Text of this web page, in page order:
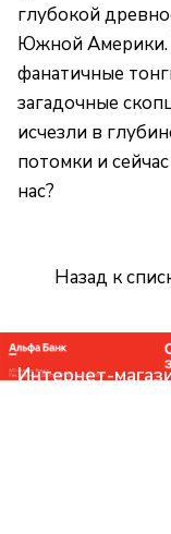
глубокой
Южной Америки.
фанатичные
загадочные
исчезли в
потомки и
нас?
Назад к
Интернет-